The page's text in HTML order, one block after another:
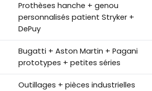
Prothèses hanche + genou
personnalisés patient Stryker +
DePuy
Bugatti + Aston Martin + Pagani
prototypes + petites séries
Outillages + pièces industrielles